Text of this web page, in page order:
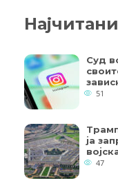
Најчитани
Суд
51
ја
47